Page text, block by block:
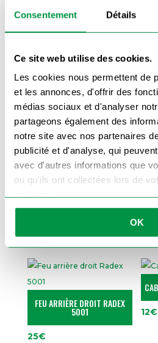
Consentement Détails
Ce site web utilise des cookies.
Les cookies nous permettent de
et les annonces, d'offrir des
médias sociaux et d'analyser
partageons également des
notre site avec nos partenaires
publicité et d'analyse, qui
avec d'autres informations que
ou qu'ils ont collectées lors de
services.
OK
Ce feu est livré sans
modèle sélectionné) mais il
possible de ne remplacer que
À associer avec :
Feu arrière droit Radex
🔗 Faisceau remorque 7
🔗Autres feux et cabochons
Commandez dès
arrière gauche Radex 5001
sécurité de votre remorque
Produits similaires
FEU ARRIÈRE DROIT RADEX
5001
25€
12€